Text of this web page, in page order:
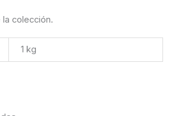
colección.
1 kg